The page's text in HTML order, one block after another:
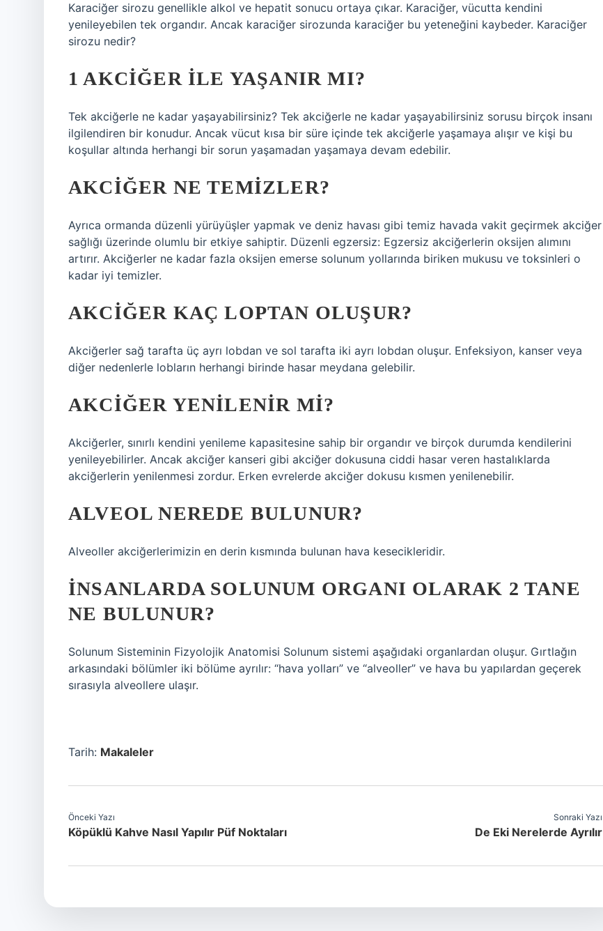
Karaciğer sirozu genellikle alkol ve hepatit sonucu ortaya çıkar. Karaciğer, vücutta kendini
yenileyebilen tek organdır. Ancak karaciğer sirozunda karaciğer bu yeteneğini kaybeder. Karaciğer
sirozu nedir?
1 AKCIĞER ILE YAŞANIR MI?
Tek akciğerle ne kadar yaşayabilirsiniz? Tek akciğerle ne kadar yaşayabilirsiniz sorusu birçok insanı
ilgilendiren bir konudur. Ancak vücut kısa bir süre içinde tek akciğerle yaşamaya alışır ve kişi bu
koşullar altında herhangi bir sorun yaşamadan yaşamaya devam edebilir.
AKCIĞER NE TEMIZLER?
Ayrıca ormanda düzenli yürüyüşler yapmak ve deniz havası gibi temiz havada vakit geçirmek akciğer
sağlığı üzerinde olumlu bir etkiye sahiptir. Düzenli egzersiz: Egzersiz akciğerlerin oksijen alımını
artırır. Akciğerler ne kadar fazla oksijen emerse solunum yollarında biriken mukusu ve toksinleri o
kadar iyi temizler.
AKCIĞER KAÇ LOPTAN OLUŞUR?
Akciğerler sağ tarafta üç ayrı lobdan ve sol tarafta iki ayrı lobdan oluşur. Enfeksiyon, kanser veya
diğer nedenlerle lobların herhangi birinde hasar meydana gelebilir.
AKCIĞER YENILENIR MI?
Akciğerler, sınırlı kendini yenileme kapasitesine sahip bir organdır ve birçok durumda kendilerini
yenileyebilirler. Ancak akciğer kanseri gibi akciğer dokusuna ciddi hasar veren hastalıklarda
akciğerlerin yenilenmesi zordur. Erken evrelerde akciğer dokusu kısmen yenilenebilir.
ALVEOL NEREDE BULUNUR?
Alveoller akciğerlerimizin en derin kısmında bulunan hava kesecikleridir.
İNSANLARDA SOLUNUM ORGANI OLARAK 2 TANE
NE BULUNUR?
Solunum Sisteminin Fizyolojik Anatomisi Solunum sistemi aşağıdaki organlardan oluşur. Gırtlağın
arkasındaki bölümler iki bölüme ayrılır: “hava yolları” ve “alveoller” ve hava bu yapılardan geçerek
sırasıyla alveollere ulaşır.
Tarih: Makaleler
Önceki Yazı
Köpüklü Kahve Nasıl Yapılır Püf Noktaları
Sonraki Yazı
De Eki Nerelerde Ayrılır